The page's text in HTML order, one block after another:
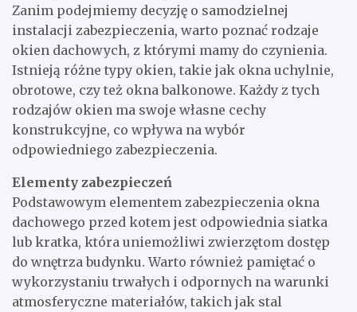
Zanim podejmiemy decyzję o samodzielnej
instalacji zabezpieczenia, warto poznać rodzaje
okien dachowych, z którymi mamy do czynienia.
Istnieją różne typy okien, takie jak okna uchylnie,
obrotowe, czy też okna balkonowe. Każdy z tych
rodzajów okien ma swoje własne cechy
konstrukcyjne, co wpływa na wybór
odpowiedniego zabezpieczenia.
Elementy zabezpieczeń
Podstawowym elementem zabezpieczenia okna
dachowego przed kotem jest odpowiednia siatka
lub kratka, która uniemożliwi zwierzętom dostęp
do wnętrza budynku. Warto również pamiętać o
wykorzystaniu trwałych i odpornych na warunki
atmosferyczne materiałów, takich jak stal